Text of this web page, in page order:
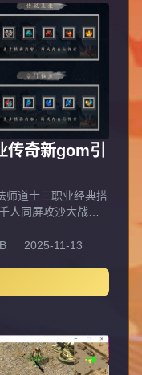
图，隐藏触发霸者大
。禁止外挂永久封
级大服人山人海，
帮助了解详情。
传奇新gom引
师道士三职业经典搭
人同屏攻沙大战，
家。2025-11-13